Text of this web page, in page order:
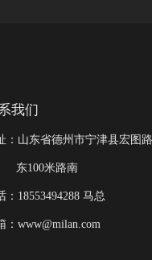
我们
：山东省德州市宁津县宏图
100米路南
：18553494288 马总
：www@milan.com